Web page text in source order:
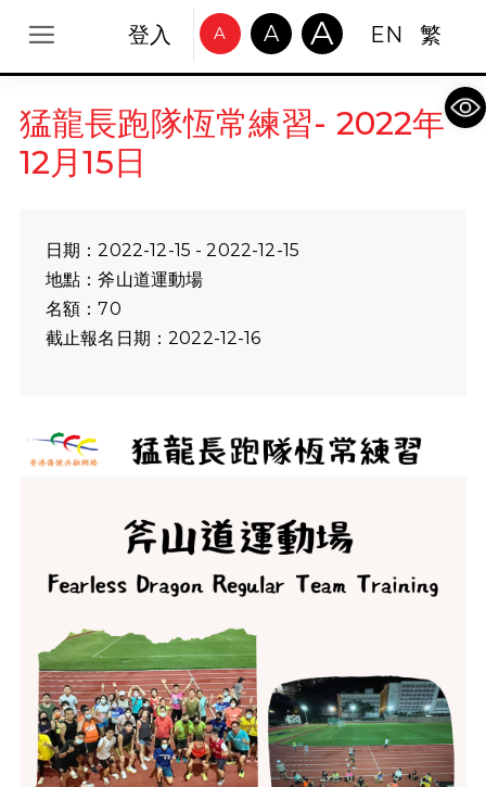
登入 A A A EN 繁
猛龍長跑隊恆常練習- 2022年
12月15日
日期：2022-12-15 - 2022-12-15
地點：斧山道運動場
名額：70
截止報名日期：2022-12-16